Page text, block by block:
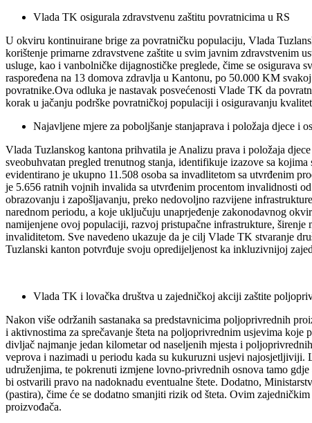
Vlada TK osigurala zdravstvenu zaštitu povratnicima u RS
U okviru kontinuirane brige za povratničku populaciju, Vlada
korištenje primarne zdravstvene zaštite u svim javnim zdravstvenim
usluge, kao i vanbolničke dijagnostičke preglede, čime se
raspoređena na 13 domova zdravlja u Kantonu, po 50.000 KM
povratnike.Ova odluka je nastavak posvećenosti Vlade TK da
korak u jačanju podrške povratničkoj populaciji i osiguravanju
Najavljene mjere za poboljšanje stanjaprava i položaja djece i
Vlada Tuzlanskog kantona prihvatila je Analizu prava i položaja
sveobuhvatan pregled trenutnog stanja, identifikuje izazove sa
evidentirano je ukupno 11.508 osoba sa invadlitetom sa utvrđenim
je 5.656 ratnih vojnih invalida sa utvrđenim procentom invalidnosti
obrazovanju i zapošljavanju, preko nedovoljno razvijene
narednom periodu, a koje uključuju unaprjeđenje zakonodavnog
namijenjene ovoj populaciji, razvoj pristupačne infrastrukture, širenje
invaliditetom. Sve navedeno ukazuje da je cilj Vlade TK stvaranje
Tuzlanski kanton potvrđuje svoju opredijeljenost ka inkluzivnijoj
Vlada TK i lovačka društva u zajedničkoj akciji zaštite
Nakon više održanih sastanaka sa predstavnicima poljoprivrednih
i aktivnostima za sprečavanje šteta na poljoprivrednim usjevima
divljač najmanje jedan kilometar od naseljenih mjesta i
veprova i nazimadi u periodu kada su kukuruzni usjevi
udruženjima, te pokrenuti izmjene lovno-privrednih osnova tamo
bi ostvarili pravo na nadoknadu eventualne štete. Dodatno,
(pastira), čime će se dodatno smanjiti rizik od šteta. Ovim
proizvođača.